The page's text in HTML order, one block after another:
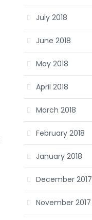
July 2018
June 2018
May 2018
April 2018
March 2018
February 2018
January 2018
December 2017
November 2017